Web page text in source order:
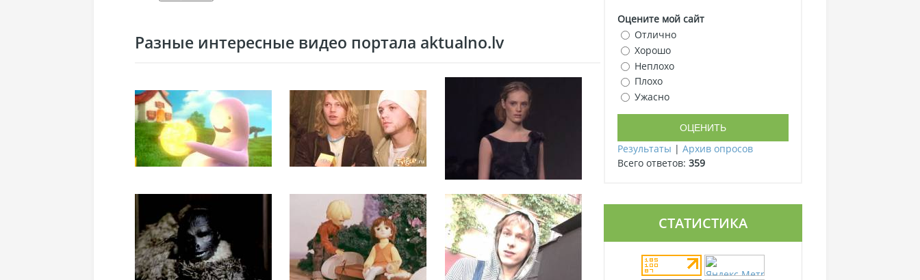
Разные интересные видео портала aktualno.lv
Оцените мой сайт
Отлично
Хорошо
Неплохо
Плохо
Ужасно
Результаты | Архив опросов
Всего ответов: 359
СТАТИСТИКА